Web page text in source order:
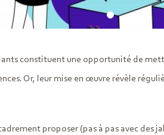
constituent une opportunité de
Or, leur mise en œuvre révèle
proposer (pas à pas avec des